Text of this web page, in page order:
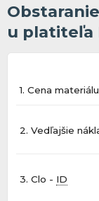
u platiteľa
1. Cena
2. Vedľajšie
3. Clo - ID